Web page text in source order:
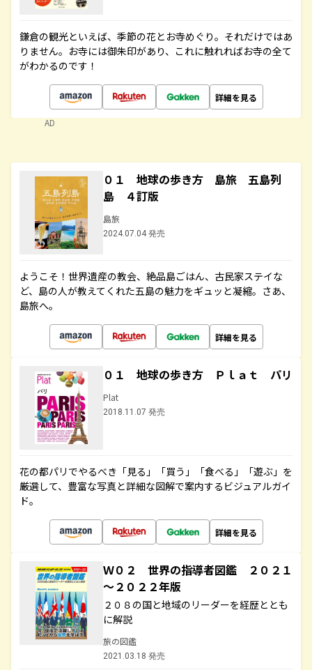
鎌倉の観光といえば、季節の花とお寺めぐり。それだけではあ
りません。お寺には御朱印があり、これに触れればお寺の全て
がわかるのです！
詳細を見る
AD
０１ 地球の歩き方 島旅 五島列
島 ４訂版
島旅
2024.07.04 発売
ようこそ！世界遺産の教会、絶品島ごはん、古民家ステイな
ど、島の人が教えてくれた五島の魅力をギュッと凝縮。さあ、
島旅へ。
詳細を見る
０１ 地球の歩き方 Ｐｌａｔ パリ
Plat
2018.11.07 発売
花の都パリでやるべき「見る」「買う」「食べる」「遊ぶ」を
厳選して、豊富な写真と詳細な図解で案内するビジュアルガイ
ド。
詳細を見る
Ｗ０２ 世界の指導者図鑑 ２０２１
～２０２２年版
２０８の国と地域のリーダーを経歴ととも
に解説
旅の図鑑
2021.03.18 発売